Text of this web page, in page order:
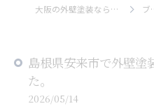
大阪の外壁塗装ならエンタープライズ ブログ
島根県安来市で外壁塗
た。
2026/05/14